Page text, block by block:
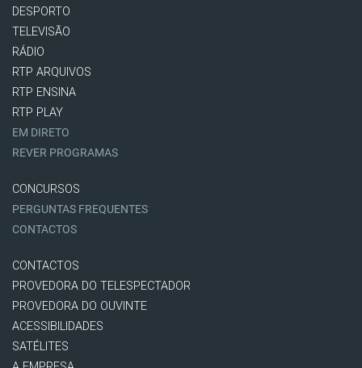
DESPORTO
TELEVISÃO
RÁDIO
RTP ARQUIVOS
RTP ENSINA
RTP PLAY
EM DIRETO
REVER PROGRAMAS
CONCURSOS
PERGUNTAS FREQUENTES
CONTACTOS
CONTACTOS
PROVEDORA DO TELESPECTADOR
PROVEDORA DO OUVINTE
ACESSIBILIDADES
SATÉLITES